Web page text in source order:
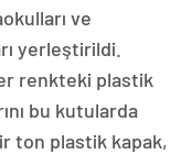
ve
yerleştirildi.
renkteki plastik
bu kutularda
ton plastik kapak,